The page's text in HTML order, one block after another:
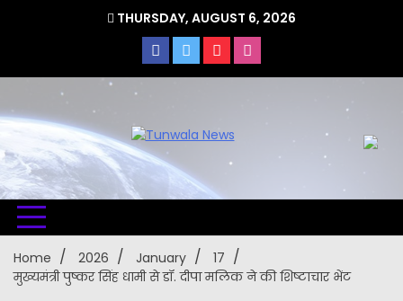
THURSDAY, AUGUST 6, 2026
Uttarakhand Hindi News Portal
Home 2026 January
17
मुख्यमंत्री पुष्कर सिंह धामी से डॉ. दीपा मलिक ने की शिष्टाचार भेंट